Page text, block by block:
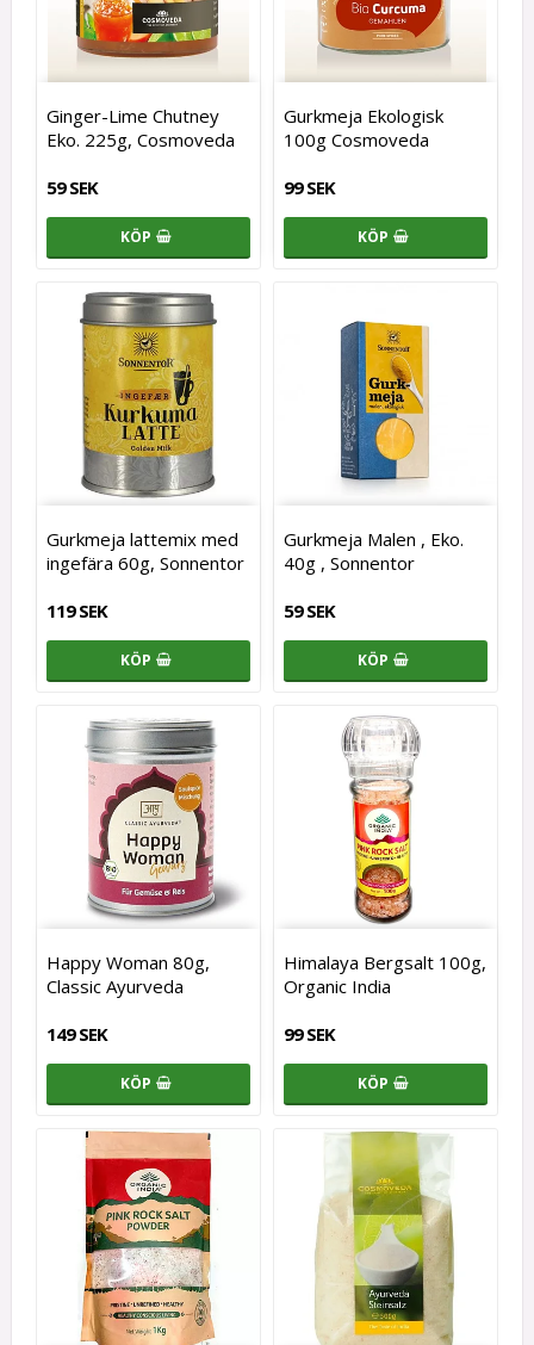
Ginger-Lime Chutney
Eko. 225g, Cosmoveda
59 SEK
KÖP
Gurkmeja Ekologisk
100g Cosmoveda
99 SEK
KÖP
Gurkmeja lattemix med
ingefära 60g, Sonnentor
119 SEK
KÖP
Gurkmeja Malen , Eko.
40g , Sonnentor
59 SEK
KÖP
Happy Woman 80g,
Classic Ayurveda
149 SEK
KÖP
Himalaya Bergsalt 100g,
Organic India
99 SEK
KÖP